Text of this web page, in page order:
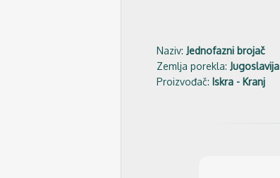
Naziv: Jednofazni brojač
Zemlja porekla: Jugoslavija
Proizvođač: Iskra - Kranj